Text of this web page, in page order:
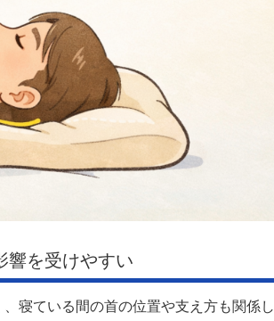
響を受けやすい
寝ている間の首の位置や支え方も関係し